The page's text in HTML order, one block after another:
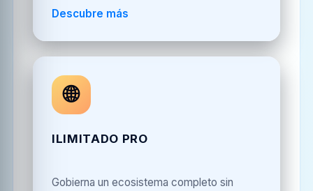
Descubre más
🌐
ILIMITADO PRO
Gobierna un ecosistema completo sin